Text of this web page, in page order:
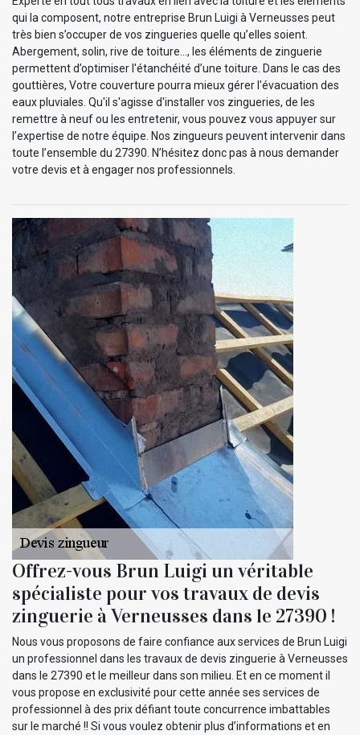
qui la composent, notre entreprise Brun Luigi à Verneusses peut
très bien s’occuper de vos zingueries quelle qu’elles soient.
Abergement, solin, rive de toiture…, les éléments de zinguerie
permettent d’optimiser l'étanchéité d’une toiture. Dans le cas des
gouttières, Votre couverture pourra mieux gérer l'évacuation des
eaux pluviales. Qu'il s'agisse d'installer vos zingueries, de les
remettre à neuf ou les entretenir, vous pouvez vous appuyer sur
l’expertise de notre équipe. Nos zingueurs peuvent intervenir dans
toute l’ensemble du 27390. N’hésitez donc pas à nous demander
votre devis et à engager nos professionnels.
Offrez-vous Brun Luigi un véritable
spécialiste pour vos travaux de devis
zinguerie à Verneusses dans le 27390 !
Nous vous proposons de faire confiance aux services de Brun Luigi
un professionnel dans les travaux de devis zinguerie à Verneusses
dans le 27390 et le meilleur dans son milieu. Et en ce moment il
vous propose en exclusivité pour cette année ses services de
professionnel à des prix défiant toute concurrence imbattables
sur le marché !! Si vous voulez obtenir plus d’informations et en